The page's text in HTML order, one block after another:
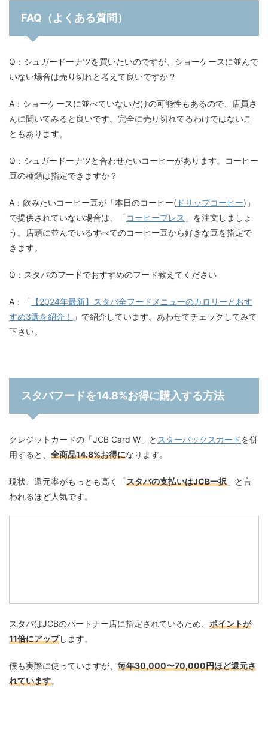
FAQ（よくある質問）
Q：シュガードーナツを買いたいのですが、ショーケースに並んで
いない場合は売り切れと考えて良いですか？
A：ショーケースに並べていないだけの可能性もあるので、店員さ
んに聞いてみると良いです。完全に売り切れてるわけではないこ
ともあります。
Q：シュガードーナツと合わせたいコーヒーがあります。コーヒー
豆の種類は指定できますか？
A：飲みたいコーヒー豆が「本日のコーヒー( ドリップコーヒー)」
で提供されていない場合は、「コーヒープレス 」を注文しましょ
う。店頭に並んでいるすべてのコーヒー豆から好きな豆を指定で
きます。
Q：スタバのフードでおすすめのフード教えてください
A：「 【2024年最新】スタバ全フードメニューのカロリーとおす
すめ3選を紹介！
」で紹介しています。あわせてチェックしてみて
下さい。
スタバフードを14.8%お得に購入する方法
クレジットカードの「JCB Card W」と スターバックスカードを併
用すると、 全商品14.8%お得になります。
現状、還元率がもっとも高く「スタバの支払いはJCB一択 」と言
われるほど人気です。
スタバはJCBのパートナー店に指定されているため、 ポイントが
11倍にアップします。
僕も実際に使っていますが、 毎年30,000〜70,000円ほど還元さ
れています。